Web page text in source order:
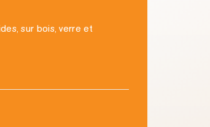
sur bois, verre et